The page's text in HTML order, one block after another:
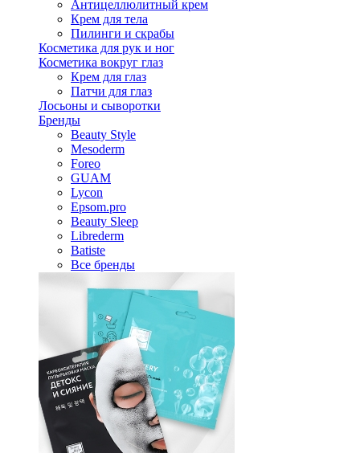
Антицеллюлитный крем
Крем для тела
Пилинги и скрабы
Косметика для рук и ног
Косметика вокруг глаз
Крем для глаз
Патчи для глаз
Лосьоны и сыворотки
Бренды
Beauty Style
Mesoderm
Foreo
GUAM
Lycon
Epsom.pro
Beauty Sleep
Librederm
Batiste
Все бренды